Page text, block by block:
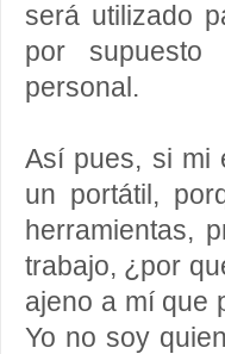
será utilizado
por supuesto
personal.
Así pues, si mi
un portátil,
herramientas,
trabajo, ¿por
ajeno a mí que
Yo no soy